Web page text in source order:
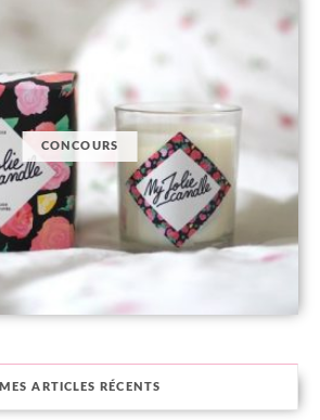
CONCOURS
MES ARTICLES RÉCENTS